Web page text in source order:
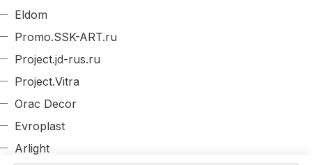
Eldom
Promo.SSK-ART.ru
Project.jd-rus.ru
Project.Vitra
Orac Decor
Evroplast
Arlight